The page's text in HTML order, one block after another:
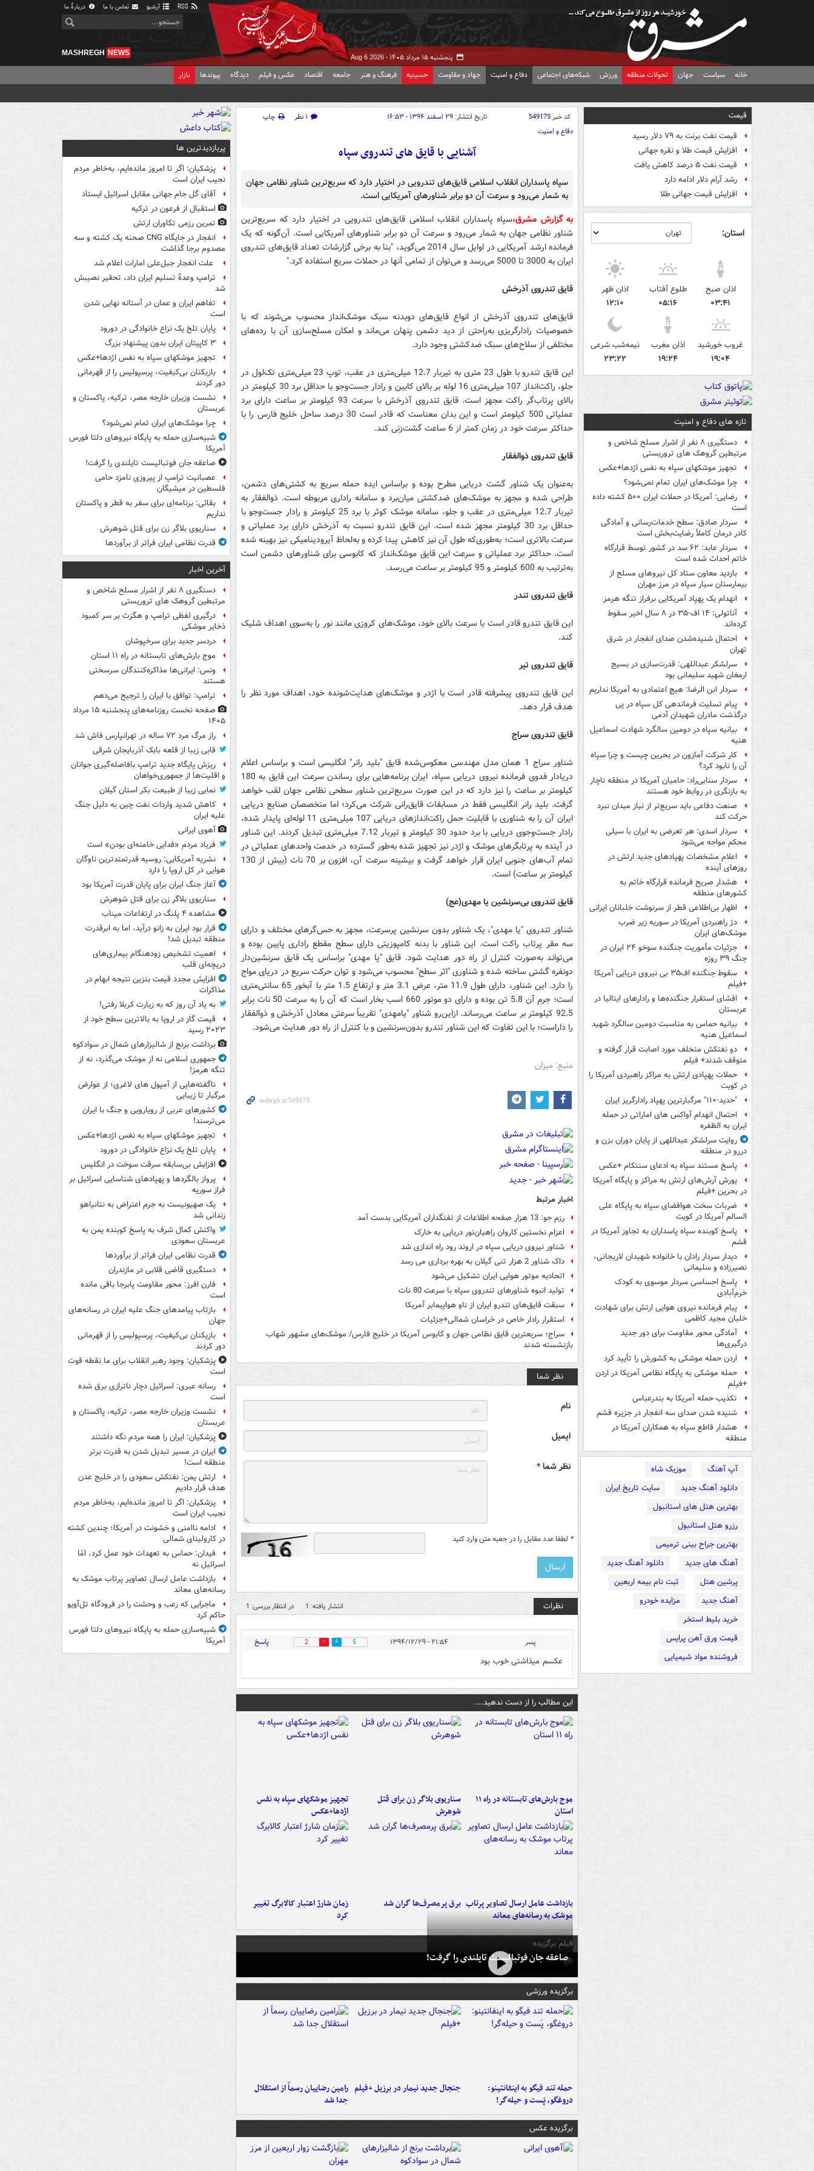
آرشیو تماس با ما دربارهٔ ما
پنجشنبه ۱۵ مرداد ۱۴۰۵ - Aug 6 2026
MASHREGH NEWS
خانه سیاست جهان تحولات منطقه ورزش شبکه‌های اجتماعی دفاع و امنیت جهاد و مقاومت حسینیه فرهنگ و هنر جامعه اقتصاد عکس و فیلم دیدگاه پیوندها بازار
قیمت
قیمت نفت برنت به ۷۹ دلار رسید
افزایش قیمت طلا و نقره جهانی
قیمت نفت ۵ درصد کاهش یافت
رشد آرام دلار ادامه دارد
افزایش قیمت جهانی طلا
استان:
اذان صبح
۰۳:۴۱
طلوع آفتاب
۰۵:۱۶
اذان ظهر
۱۲:۱۰
غروب خورشید
۱۹:۰۴
اذان مغرب
۱۹:۲۴
نیمه‌شب شرعی
۲۳:۲۲
تازه های دفاع و امنیت
دستگیری ۸ نفر از اشرار مسلح شاخص و
مرتبطین گروهک های تروریستی
تجهیز موشکهای سپاه به نفس اژدها+عکس
چرا موشک‌های ایران تمام نمی‌شود؟
رضایی: آمریکا در حملات ایران ۵۰۰ کشته داده
است
سردار صادق: سطح خدمات‌رسانی و آمادگی
کادر درمان کاملاً رضایت‌بخش است
سردار عابد: ۶۲ سد در کشور توسط قرارگاه
خاتم احداث شده است
بازدید معاون ستاد کل نیروهای مسلح از
بیمارستان سیار سپاه در مرز مهران
انهدام یک پهپاد آمریکایی برفراز تنگه هرمز
آناتولی: ۱۴ اف-۳۵ در ۸ سال اخیر سقوط
کرده‌اند
احتمال شنیده‌شدن صدای انفجار در شرق
تهران
سرلشکر عبداللهی: قدرت‌سازی در بسیج
ارمغان شهید سلیمانی بود
سردار ابن الرضا: هیچ اعتمادی به آمریکا نداریم
پیام تسلیت فرماندهی کل سپاه در پی
درگذشت مادران شهیدان آدمی
بیانیه سپاه در دومین سالگرد شهادت اسماعیل
هنیه
کار شرکت آمازون در بحرین چیست و چرا سپاه
آن را نابود کرد؟
سردار سنایی‌راد: حامیان آمریکا در منطقه ناچار
به بازنگری در روابط خود هستند
صنعت دفاعی باید سریع‌تر از نیاز میدان نبرد
حرکت کند
سردار اسدی: هر تعرضی به ایران با سیلی
محکم مواجه می‌شود
اعلام مشخصات پهپادهای جدید ارتش در
روزهای آینده
هشدار صریح فرمانده قرارگاه خاتم‌ به
کشورهای منطقه
اظهار بی‌اطلاعی قطر از سرنوشت خلبانان ایرانی
دژ راهبردی آمریکا در سوریه زیر ضرب
موشک‌های ایران
جزئیات مأموریت جنگنده سوخو ۲۴ ایران در
جنگ ۳۹ روزه
سقوط جنگنده اف۳۵ بی نیروی دریایی آمریکا
+فیلم
افشای استقرار جنگنده‌ها و رادارهای ایتالیا در
عربستان
بیانیه حماس به مناسبت دومین سالگرد شهید
اسماعیل هنیه
دو نفتکش متخلف مورد اصابت قرار گرفته و
متوقف شدند+ فیلم
حملات پهپادی ارتش به مراکز راهبردی آمریکا را
در کویت
"حدید-۱۱۰" مرگبارترین پهپاد رادارگریز ایران
احتمال انهدام آواکس های اماراتی در حمله
ایران به الظفره
روایت سرلشکر عبداللهی از پایان دوران بزن و
دررو در منطقه
پاسخ مستند سپاه به ادعای سنتکام +عکس
یورش آرش‌های ارتش به مراکز و پایگاه‌ آمریکا
در بحرین +فیلم
ضربات سخت هوافضای سپاه به پایگاه علی
السالم آمریکا در کویت
پاسخ کوبنده سپاه پاسداران به تجاوز آمریکا در
قشم
دیدار سردار رادان با خانواده شهیدان لاریجانی،
نصیرزاده و سلیمانی
پاسخ احساسی سردار موسوی به کودک
خرم‌آبادی
پیام فرمانده نیروی هوایی ارتش برای شهادت
خلبان مجید کاظمی
آمادگی محور مقاومت برای دور جدید
درگیری‌ها
اردن حمله موشکی به کشورش را تأیید کرد
حمله موشکی به پایگاه نظامی آمریکا در اردن
+فیلم
تکذیب حمله آمریکا به بندرعباس
شنیده شدن صدای سه انفجار در جزیره قشم
هشدار قاطع سپاه به همکاران آمریکا در
منطقه
آپ آهنگ
موزیک شاه
دانلود آهنگ جدید
سایت تاریخ ایران
بهترین هتل های استانبول
رزرو هتل استانبول
بهترین جراح بینی ترمیمی
آهنگ های جدید
دانلود آهنگ جدید
پرشین هتل
ثبت نام بیمه اربعین
آهنگ جدید
مزایده خودرو
خرید بلیط استخر
قیمت ورق آهن پرایس
فروشنده مواد شیمیایی
کد خبر549175 تاریخ انتشار: ۲۹ اسفند ۱۳۹۴ - ۱۶:۵۳ ۱ نظر
چاپ
دفاع و امنیت
آشنایی با قایق های تندروی سپاه
سپاه پاسداران انقلاب اسلامی قایق‌های تندرویی در اختیار دارد که سریع‌ترین شناور نظامی جهان
به شمار می‌رود و سرعت آن دو برابر شناورهای آمریکایی است.
به گزارش مشرق،سپاه پاسداران انقلاب اسلامی قایق‌های تندرویی در اختیار دارد که سریع‌ترین
شناور نظامی جهان به شمار می‌رود و سرعت آن دو برابر شناورهای آمریکایی است. آن‌گونه که یک
فرمانده ارشد آمریکایی در اوایل سال 2014 می‌گوید، "بنا به برخی گزارشات تعداد قایق‌های تندروی
ایران به 3000 تا 5000 می‌رسد و می‌توان از تمامی آنها در حملات سریع استفاده کرد."
قایق تندروی آذرخش
قایق‌های تندروی آذرخش از انواع قایق‌های دوبدنه سبک موشک‌انداز محسوب می‌شوند که با
خصوصیات رادارگریزی به‌راحتی از دید دشمن پنهان می‌ماند و امکان مسلح‌سازی آن با رده‌های
مختلفی از سلاح‌های سبک ضدکشتی وجود دارد.
این قایق تندرو با طول 23 متری به تیربار 12.7 میلی‌متری در عقب، توپ 23 میلی‌متری تک‌لول در
جلو، راکت‌انداز 107 میلی‌متری 16 لوله بر بالای کابین و رادار جست‌وجو با حداقل برد 30 کیلومتر در
بالای پرتاب‌گر راکت مجهز است. قایق تندروی آذرخش با سرعت 93 کیلومتر بر ساعت دارای برد
عملیاتی 500 کیلومتر است و این بدان معناست که قادر است 30 درصد ساحل خلیج فارس را با
حداکثر سرعت خود در زمان کمتر از 6 ساعت گشت‌زنی کند.
قایق تندروی ذوالفقار
به‌عنوان یک شناور گشت دریایی مطرح بوده و براساس ایده حمله سریع به کشتی‌های دشمن،
طراحی شده و مجهز به موشک‌های ضدکشتی میان‌برد و سامانه راداری مربوطه است. ذوالفقار به
تیربار 12.7 میلی‌متری در عقب و جلو، سامانه موشک کوثر با برد 25 کیلومتر و رادار جست‌وجو با
حداقل برد 30 کیلومتر مجهز شده است. این قایق تندرو نسبت به آذرخش دارای برد عملیاتی و
سرعت بالاتری است؛ به‌طوری‌که طول آن نیز کاهش پیدا کرده و به‌لحاظ آیرودینامیکی نیز بهینه شده
است. حداکثر برد عملیاتی و سرعت این قایق موشک‌انداز که کابوسی برای شناورهای دشمن است
به‌ترتیب به 600 کیلومتر و 95 کیلومتر بر ساعت می‌رسد.
قایق تندروی تندر
این قایق تندرو قادر است با سرعت بالای خود، موشک‌های کروزی مانند نور را به‌سوی اهداف شلیک
کند.
قایق تندروی تیر
این قایق تندروی پیشرفته قادر است با اژدر و موشک‌های هدایت‌شونده خود، اهداف مورد نظر را
هدف قرار دهد.
قایق تندروی سراج
شناور سراج 1 همان مدل مهندسی معکوس‌شده قایق "بلید رانر" انگلیسی است و براساس اعلام
دریادار فدوی فرمانده نیروی دریایی سپاه، ایران برنامه‌هایی برای رساندن سرعت این قایق به 180
کیلومتر بر ساعت را نیز دارد که در این صورت سریع‌ترین شناور سطحی نظامی جهان لقب خواهد
گرفت. بلید رانر انگلیسی فقط در مسابقات قایق‌رانی شرکت می‌کرد؛ اما متخصصان صنایع دریایی
ایران آن را به شناوری با قابلیت حمل راکت‌اندازهای دریایی 107 میلی‌متری 11 لوله‌ای پایدار شده،
رادار جست‌وجوی دریایی با برد حدود 30 کیلومتر و تیربار 7.12 میلی‌متری تبدیل کردند. این شناور
در آینده به پرتابگرهای موشک و اژدر نیز تجهیز شده به‌طور گسترده در خدمت واحدهای عملیاتی در
تمام آب‌های جنوبی ایران قرار خواهد گرفت و بیشینه سرعت آن، افزون بر 70 نات (بیش از 130
کیلومتر بر ساعت) است.
قایق تندروی بی‌سرنشین یا مهدی(عج)
شناور تندروی "یا مهدی"، یک شناور بدون سرنشین پرسرعت، مجهز به حس‌گرهای مختلف و دارای
سه مقر پرتاب راکت است. این شناور با بدنه کامپوزیتی دارای سطح مقطع راداری پایین بوده و
می‌تواند به‌صورت کنترل از راه دور هدایت شود. قایق "یا مهدی" براساس یک قایق سرنشین‌دار
دونفره گشتی ساخته شده و شناوری "اثر سطح" محسوب می‌شود و توان حرکت سریع در دریای مواج
را دارد. این شناور، دارای طول 11.9 متر، عرض 3.1 متر و ارتفاع 1.5 متر با آبخور 65 سانتی‌متری
است؛ جرم آن 5.8 تن بوده و دارای دو موتور 660 اسب بخار است که آن را به سرعت 50 نات برابر
92.5 کیلومتر بر ساعت می‌رساند. ازاین‌رو شناور "یامهدی" تقریباً سرعتی معادل آذرخش و ذوالفقار
را داراست؛ با این تفاوت که این شناور تندرو بدون‌سرنشین و با کنترل از راه دور هدایت می‌شود.
منبع: میزان
اخبار مرتبط
رزم جو: 13 هزار صفحه اطلاعات از تفنگداران آمریکایی بدست آمد
اعزام نخستین کاروان راهیان‌نور دریایی به خارک
شناور نیروی دریایی سپاه در اروند رود راه اندازی شد
داک شناور 2 هزار تنی گیلان به بهره برداری می رسد
اتحادیه موتور هوایی ایران تشکیل می‌شود
تولید انبوه شناورهای تندروی سپاه با سرعت 80 نات
سبقت قایق‌های تندرو ایران از ناو هواپیمابر آمریکا
استقرار رادار خاص در خراسان شمالی+جزئیات
سراج؛ سریعترین قایق نظامی جهان و کابوس آمریکا در خلیج فارس/ موشک‌های مشهور شهاب
بازنشسته شدند
نظر شما
نام
ایمیل
نظر شما *
* لطفا عدد مقابل را در جعبه متن وارد کنید
نظرات انتشار یافته: 1 در انتظار بررسی: 1
پسر ۲۱:۵۴ - ۱۳۹۴/۱۲/۲۹ 5
2 پاسخ
عکسم میذاشتی خوب بود
این مطالب را از دست ندهید....
موج بارش‌های تابستانه در راه ۱۱
استان
سناریوی بلاگر زن برای قتل
شوهرش
تجهیز موشکهای سپاه به نفس
اژدها+عکس
بازداشت عامل ارسال تصاویر پرتاب
موشک به رسانه‌های معاند
برق پرمصرف‌ها گران شد
زمان شارژ اعتبار کالابرگ تغییر
کرد
فیلم برگزیده
صاعقه جان فوتبالیست تایلندی را گرفت!
برگزیده ورزشی
حمله تند فیگو به اینفانتینو:
دروغگو، پَست‌ و حیله‌گر!
جنجال جدید نیمار در برزیل +فیلم رامین رضاییان رسماً از استقلال
جدا شد
برگزیده عکس
پربازدیدترین ها
پزشکیان: اگر تا امروز مانده‌ایم، به‌خاطر مردم
نجیب ایران است
آقای گل جام جهانی مقابل اسرائیل ایستاد
استقبال از فرعون در ترکیه
تمرین رزمی تکاوران ارتش
انفجار در جایگاه CNG صحنه یک کشته و سه
مصدوم برجا گذاشت
علت انفجار جبل‌علی امارات اعلام شد
ترامپ وعدۀ تسلیم ایران داد، تحقیر نصیبش
شد
تفاهم ایران و عمان در آستانه نهایی شدن
است
پایان تلخ یک نزاع خانوادگی در دورود
۳ کاپیتان ایران بدون پیشنهاد بزرگ
تجهیز موشکهای سپاه به نفس اژدها+عکس
بازیکنان بی‌کیفیت، پرسپولیس را از قهرمانی
دور کردند
نشست وزیران خارجه مصر، ترکیه، پاکستان و
عربستان
چرا موشک‌های ایران تمام نمی‌شود؟
شبیه‌سازی حمله به پایگاه نیروهای دلتا فورس
آمریکا
صاعقه جان فوتبالیست تایلندی را گرفت!
عصبانیت ترامپ از پیروزی نامزد حامی
فلسطین در میشیگان
بقائی: برنامه‌ای برای سفر به قطر و پاکستان
نداریم
سناریوی بلاگر زن برای قتل شوهرش
قدرت نظامی ایران فراتر از برآوردها
آخرین اخبار
دستگیری ۸ نفر از اشرار مسلح شاخص و
مرتبطین گروهک های تروریستی
درگیری لفظی ترامپ و هگزث بر سر کمبود
ذخایر موشکی
دردسر جدید برای سرخپوشان
موج بارش‌های تابستانه در راه ۱۱ استان
ونس: ایرانی‌ها مذاکره‌کنندگان سرسختی
هستند
ترامپ: توافق با ایران را ترجیح می‌دهم
صفحه نخست روزنامه‌های پنجشنبه ۱۵ مرداد
۱۴۰۵
راز مرگ مرد ۷۲ ساله در تهرانپارس فاش شد
قابی زیبا از قلعه بابک آذربایجان شرقی
ریزش پایگاه جدید ترامپ بافاصله‌گیری جوانان
و اقلیت‌ها از جمهوری‌خواهان
نمایی زیبا از طبیعت بکر استان گیلان
کاهش شدید واردات نفت چین به دلیل جنگ
علیه ایران
آهوی ایرانی
فریاد مردم «فدایی خامنه‌ای بودن» است
نشریه آمریکایی: روسیه قدرتمندترین ناوگان
هوایی در کل اروپا را دارد
آغاز جنگ ایران برای پایان قدرت آمریکا بود
سناریوی بلاگر زن برای قتل شوهرش
مشاهده ۴ پلنگ در ارتفاعات میناب
قرار بود ایران به زانو درآید، اما به ابرقدرت
منطقه تبدیل شد!
اهمیت تشخیص زودهنگام بیماری‌های
دریچه‌ای قلب
افزایش مجدد قیمت بنزین نتیجه ابهام در
مذاکرات
به یاد آن روز که به زیارت کربلا رفتی!
قیمت گاز در اروپا به بالاترین سطح خود از
۲۰۲۳ رسید
برداشت برنج از شالیزارهای شمال در سوادکوه
جمهوری اسلامی نه از موشک می‌گذرد، نه از
تنگه هرمز!
ناگفته‌هایی از آمپول های لاغری؛ از عوارض
مرگبار تا زیبایی
کشورهای عربی از رویارویی و جنگ با ایران
می‌ترسند!
تجهیز موشکهای سپاه به نفس اژدها+عکس
پایان تلخ یک نزاع خانوادگی در دورود
افزایش بی‌سابقه سرقت سوخت در انگلیس
پرواز بالگردها و پهپادهای شناسایی اسرائیل بر
فراز سوریه
یک صهیونیست به جرم اعتراض به نتانیاهو
زندانی شد
واکنش کمال شرف به پاسخ کوبنده یمن به
عربستان سعودی
قدرت نظامی ایران فراتر از برآوردها
دستگیری قاضی قلابی در مازندران
فارن افرز: محور مقاومت پابرجا باقی مانده
است
بازتاب پیامدهای جنگ علیه ایران در رسانه‌های
جهان
بازیکنان بی‌کیفیت، پرسپولیس را از قهرمانی
دور کردند
پزشکیان: وجود رهبر انقلاب برای ما نقطه قوت
است
رسانه عبری: اسرائیل دچار ناترازی برق شده
است
نشست وزیران خارجه مصر، ترکیه، پاکستان و
عربستان
پزشکیان: ایران را همه مردم نگه داشتند
ایران در مسیر تبدیل شدن به قدرت برتر
منطقه است!
ارتش یمن: نفتکش سعودی را در خلیج عدن
هدف قرار دادیم
پزشکیان: اگر تا امروز مانده‌ایم، به‌خاطر مردم
نجیب ایران است
ادامه ناامنی و خشونت در آمریکا؛ چندین کشته
در کارولینای شمالی
فیدان: حماس به تعهدات خود عمل کرد، امّا
اسرائیل نه
بازداشت عامل ارسال تصاویر پرتاب موشک به
رسانه‌های معاند
ماجرایی که رعب و وحشت را در فرودگاه تل‌آویو
حاکم کرد
شبیه‌سازی حمله به پایگاه نیروهای دلتا فورس
آمریکا